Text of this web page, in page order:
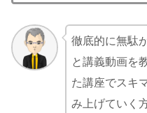
徹底的に無駄
と講義動画を
た講座でスキ
み上げていく